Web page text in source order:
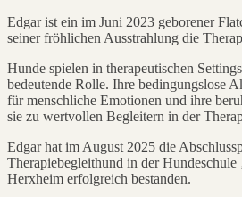
Edgar ist ein im Juni 2023 geborener
seiner fröhlichen Ausstrahlung die
Hunde spielen in therapeutischen
bedeutende Rolle. Ihre bedingungslose
für menschliche Emotionen und ihre
sie zu wertvollen Begleitern in der
Edgar hat im August 2025 die
Therapiebegleithund in der Hundeschule
Herxheim erfolgreich bestanden.